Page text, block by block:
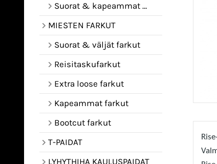
Suorat & kapeammat mallit
MIESTEN FARKUT
Suorat & väljät farkut
Reisitaskufarkut
Extra loose farkut
Kapeammat farkut
Bootcut farkut
T-PAIDAT
LYHYTHIHA KAULUSPAIDAT